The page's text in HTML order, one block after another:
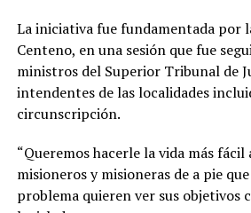
La iniciativa fue fundamentada por
Centeno, en una sesión que fue
ministros del Superior Tribunal de
intendentes de las localidades
circunscripción.
“Queremos hacerle la vida más
misioneros y misioneras de a pie
problema quieren ver sus objetivos